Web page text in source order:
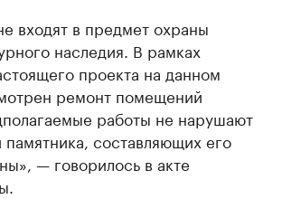
входят в предмет охраны
наследия. В рамках
проекта на данном
ремонт помещений
работы не нарушают
составляющих его
— говорилось в акте